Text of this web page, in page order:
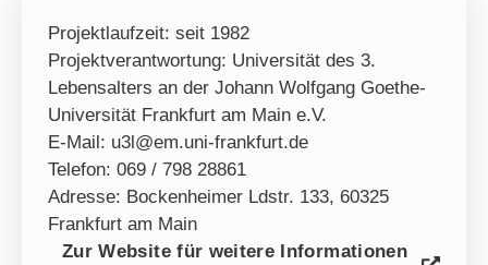
Projektlaufzeit: seit 1982
Projektverantwortung: Universität des 3.
Lebensalters an der Johann Wolfgang Goethe-
Universität Frankfurt am Main e.V.
E-Mail: u3l@em.uni-frankfurt.de
Telefon: 069 / 798 28861
Adresse: Bockenheimer Ldstr. 133, 60325
Frankfurt am Main
Zur Website für weitere Informationen